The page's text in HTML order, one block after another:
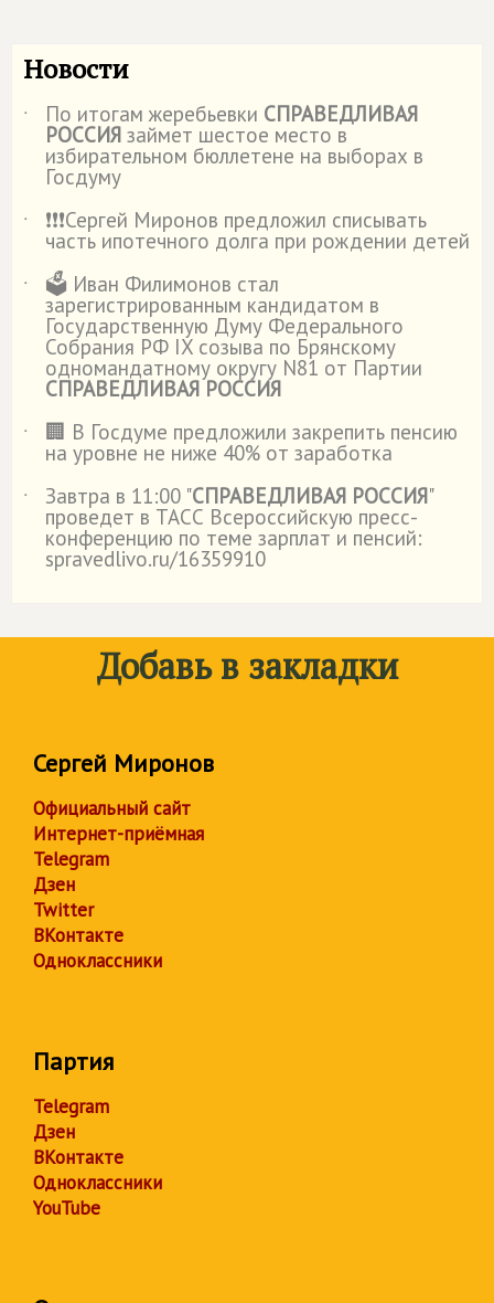
Новости
˙ По итогам жеребьевки СПРАВЕДЛИВАЯ
РОССИЯ займет шестое место в
избирательном бюллетене на выборах в
Госдуму
˙
❗️❗️❗️Сергей Миронов предложил списывать
часть ипотечного долга при рождении детей
˙
🗳️ Иван Филимонов стал
зарегистрированным кандидатом в
Государственную Думу Федерального
Собрания РФ IX созыва по Брянскому
одномандатному округу N81 от Партии
СПРАВЕДЛИВАЯ РОССИЯ
˙
🏢 В Госдуме предложили закрепить пенсию
на уровне не ниже 40% от заработка
˙
Завтра в 11:00 "СПРАВЕДЛИВАЯ РОССИЯ"
проведет в ТАСС Всероссийскую пресс-
конференцию по теме зарплат и пенсий:
spravedlivo.ru/16359910
Добавь в закладки
Сергей Миронов
Официальный сайт
Интернет-приёмная
Telegram
Дзен
Twitter
ВКонтакте
Одноклассники
Партия
Telegram
Дзен
ВКонтакте
Одноклассники
YouTube